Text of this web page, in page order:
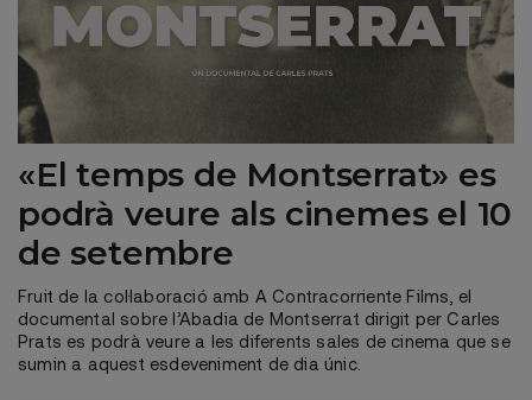
Actualitat
Ofrenes
Reserves
«El temps de Montserrat» es
podrà veure als cinemes el 10
de setembre
Fruit de la col·laboració amb A Contracorriente Films, el
documental sobre l’Abadia de Montserrat dirigit per Carles
Prats es podrà veure a les diferents sales de cinema que se
sumin a aquest esdeveniment de dia únic.